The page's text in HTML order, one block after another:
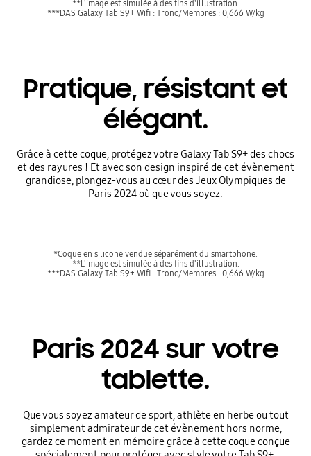
**L'image est simulée à des fins d'illustration.
***DAS Galaxy Tab S9+ Wifi : Tronc/Membres : 0,666 W/kg
Pratique, résistant et
élégant.
Grâce à cette coque, protégez votre Galaxy Tab S9+ des chocs
et des rayures ! Et avec son design inspiré de cet évènement
grandiose, plongez-vous au cœur des Jeux Olympiques de
Paris 2024 où que vous soyez.
*Coque en silicone vendue séparément du smartphone.
**L'image est simulée à des fins d'illustration.
***DAS Galaxy Tab S9+ Wifi : Tronc/Membres : 0,666 W/kg
Paris 2024 sur votre
tablette.
Que vous soyez amateur de sport, athlète en herbe ou tout
simplement admirateur de cet évènement hors norme,
gardez ce moment en mémoire grâce à cette coque conçue